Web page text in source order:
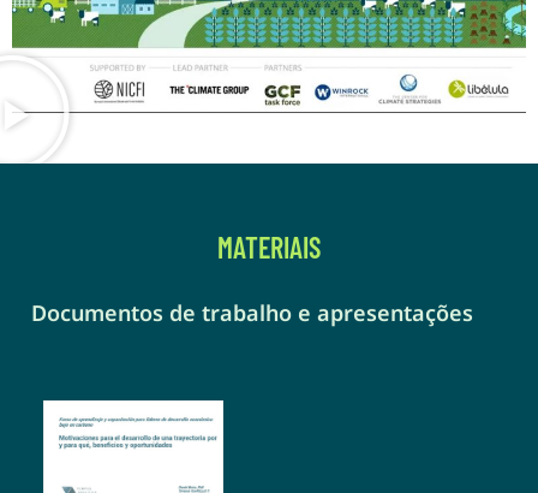
MATERIAIS
Documentos de trabalho e apresentações